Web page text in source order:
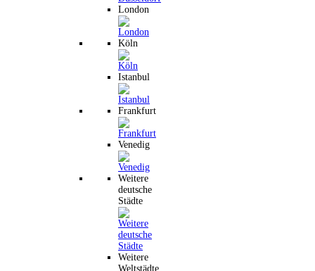
London
Köln
Istanbul
Frankfurt
Venedig
Weitere
deutsche
Städte
Weitere
Weltstädte